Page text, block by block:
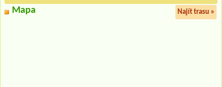
Mapa Najít trasu »